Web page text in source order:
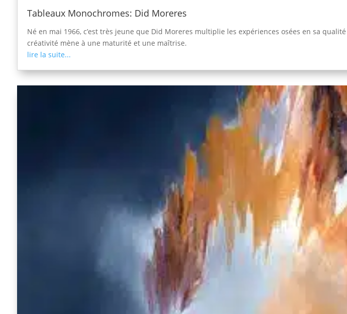
Tableaux Monochromes: Did Moreres
Né en mai 1966, c’est très jeune que Did Moreres multiplie les expériences osées en sa
créativité mène à une maturité et une maîtrise.
lire la suite...